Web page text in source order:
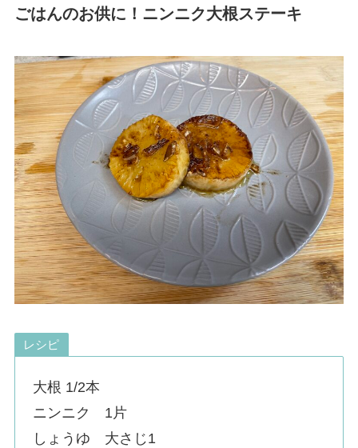
ごはんのお供に！ニンニク大根ステーキ
レシピ
大根 1/2本
ニンニク 1片
しょうゆ 大さじ1